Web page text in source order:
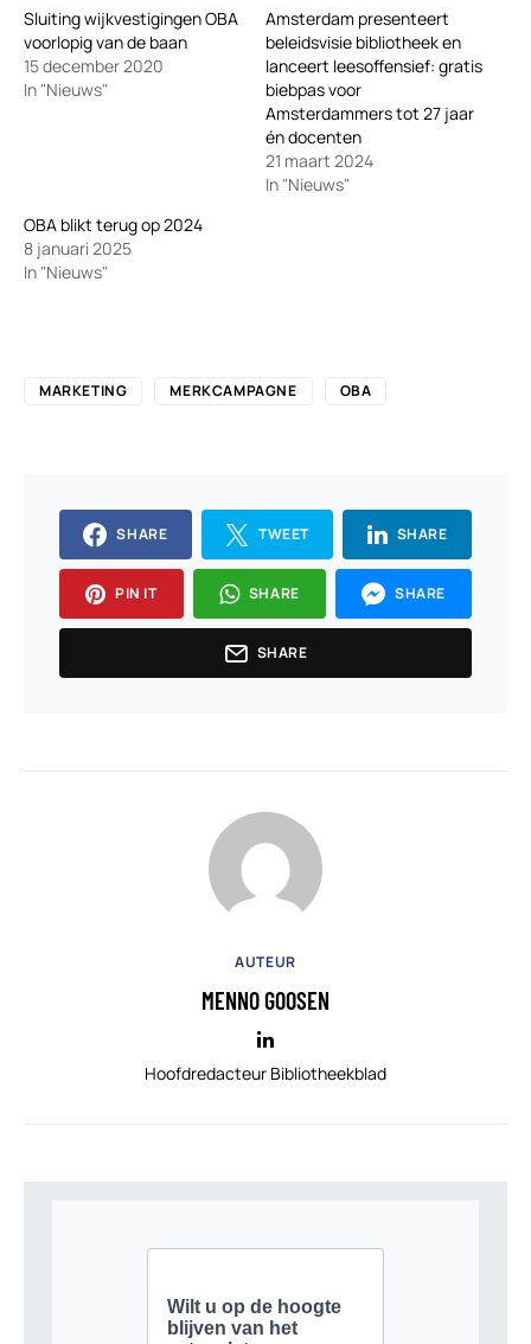
Sluiting wijkvestigingen OBA
voorlopig van de baan
15 december 2020
In "Nieuws"
Amsterdam presenteert
beleidsvisie bibliotheek en
lanceert leesoffensief: gratis
biebpas voor
Amsterdammers tot 27 jaar
én docenten
21 maart 2024
In "Nieuws"
OBA blikt terug op 2024
8 januari 2025
In "Nieuws"
MARKETING MERKCAMPAGNE OBA
SHARE TWEET SHARE
PIN IT SHARE SHARE
SHARE
AUTEUR
MENNO GOOSEN
Hoofdredacteur Bibliotheekblad